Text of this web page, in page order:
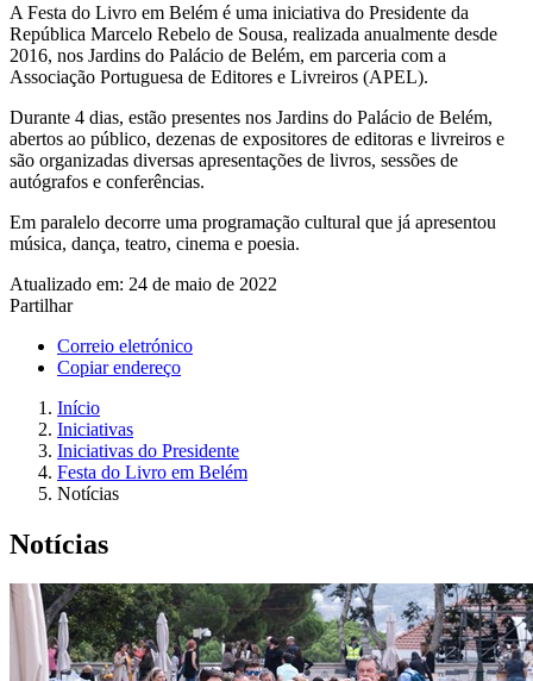
A Festa do Livro em Belém é uma iniciativa do Presidente da
República Marcelo Rebelo de Sousa, realizada anualmente desde
2016, nos Jardins do Palácio de Belém, em parceria com a
Associação Portuguesa de Editores e Livreiros (APEL).
Durante 4 dias, estão presentes nos Jardins do Palácio de Belém,
abertos ao público, dezenas de expositores de editoras e livreiros e
são organizadas diversas apresentações de livros, sessões de
autógrafos e conferências.
Em paralelo decorre uma programação cultural que já apresentou
música, dança, teatro, cinema e poesia.
Atualizado em: 24 de maio de 2022
Partilhar
Correio eletrónico
Copiar endereço
Início
Iniciativas
Iniciativas do Presidente
Festa do Livro em Belém
Notícias
Notícias